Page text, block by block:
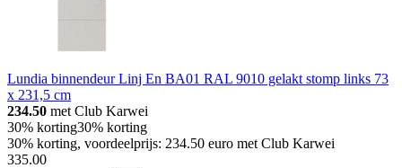
Lundia binnendeur Linj En BA01 RAL 9010 gelakt stomp links 73
x 231,5 cm
234.50 met Club Karwei
30% korting30% korting
30% korting, voordeelprijs: 234.50 euro met Club Karwei
335.00